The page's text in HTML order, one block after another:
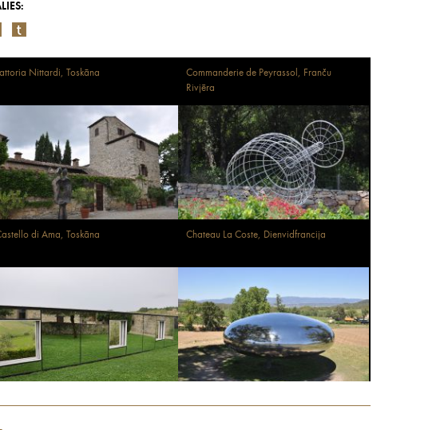
Nittardi, Toskāna
Commanderie de Peyrassol, Franču
Rivjēra
di Ama, Toskāna Chateau La Coste, Dienvidfrancija